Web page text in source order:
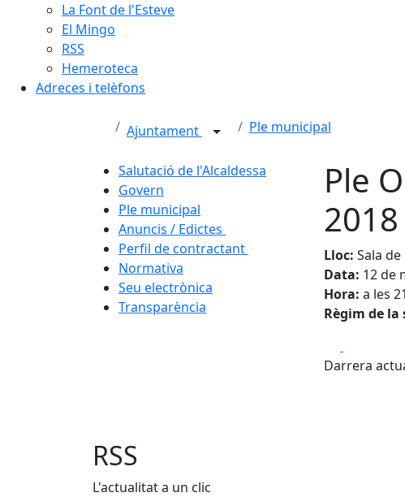
La Font de l'Esteve
El Mingo
RSS
Hemeroteca
Adreces i telèfons
Ajuntament Ple municipal
Salutació de l'Alcaldessa
Govern
Ple municipal
Anuncis / Edictes
Perfil de contractant
Normativa
Seu electrònica
Transparència
Ple
2018
Lloc: Sala
Data: 12 de
Hora: a les
Règim de la
Darrera
RSS
L'actualitat a un clic